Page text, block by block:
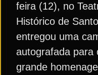
feira (12), no
Histórico de
entregou uma
autografada para
grande